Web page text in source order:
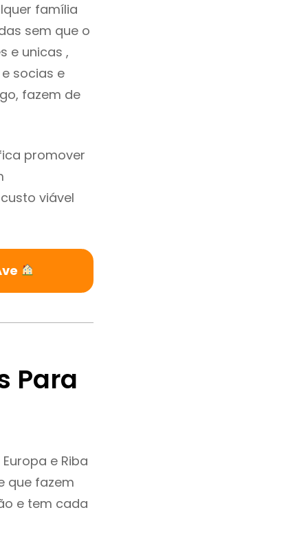
família
sem que o
e unicas ,
socias e
fazem de
promover
viável
Para
e Riba
que fazem
e tem cada